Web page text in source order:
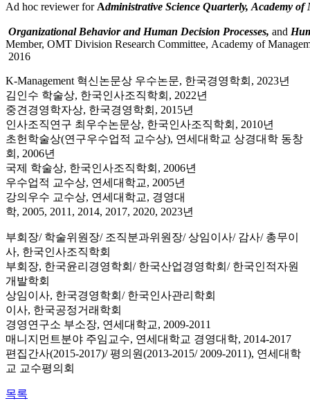
Ad hoc reviewerfor Administrative Science Quarterly, Academy of
Organizational Behavior and Human Decision Processes, and
Member, OMT Division Research Committee, Academy of
2016
K-Management 혁신논문상 우수논문, 한국경영학회, 2023년
김인수 학술상, 한국인사조직학회, 2022년
중견경영학자상, 한국경영학회, 2015년
인사조직연구 최우수논문상, 한국인사조직학회, 2010년
초헌학술상(연구우수업적 교수상), 연세대학교 상경대학 동창
회, 2006년
국제 학술상, 한국인사조직학회, 2006년
우수업적 교수상, 연세대학교, 2005년
강의우수 교수상, 연세대학교, 경영대
학, 2005, 2011, 2014, 2017, 2020, 2023년
부회장/ 학술위원장/ 조직분과위원장/ 상임이사/ 감사/ 총무이
사, 한국인사조직학회
부회장, 한국윤리경영학회 / 한국산업경영학회 / 한국인적자원
개발학회
상임이사, 한국경영학회/ 한국인사관리학회
이사, 한국공정거래학회
경영연구소 부소장, 연세대학교, 2009-2011
매니지먼트분야 주임교수, 연세대학교 경영대학, 2014-2017
편집간사(2015-2017)/ 평의원(2013-2015/ 2009-2011), 연세대학
교 교수평의회
목록